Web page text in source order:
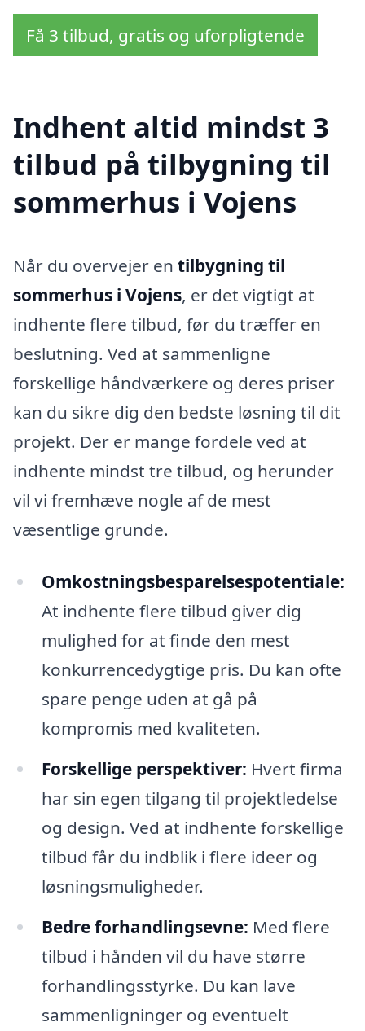
Få 3 tilbud, gratis og uforpligtende
Indhent altid mindst 3
tilbud på tilbygning til
sommerhus i Vojens
Når du overvejer en tilbygning til
sommerhus i Vojens, er det vigtigt at
indhente flere tilbud, før du træffer en
beslutning. Ved at sammenligne
forskellige håndværkere og deres priser
kan du sikre dig den bedste løsning til dit
projekt. Der er mange fordele ved at
indhente mindst tre tilbud, og herunder
vil vi fremhæve nogle af de mest
væsentlige grunde.
Omkostningsbesparelsespotentiale:
At indhente flere tilbud giver dig
mulighed for at finde den mest
konkurrencedygtige pris. Du kan ofte
spare penge uden at gå på
kompromis med kvaliteten.
Forskellige perspektiver: Hvert firma
har sin egen tilgang til projektledelse
og design. Ved at indhente forskellige
tilbud får du indblik i flere ideer og
løsningsmuligheder.
Bedre forhandlingsevne: Med flere
tilbud i hånden vil du have større
forhandlingsstyrke. Du kan lave
sammenligninger og eventuelt